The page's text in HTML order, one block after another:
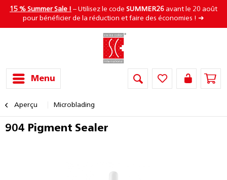
15 % Summer Sale ! – Utilisez le code SUMMER26 avant le 20 août
pour bénéficier de la réduction et faire des économies ! ➜
Menu
Aperçu Microblading
904 Pigment Sealer